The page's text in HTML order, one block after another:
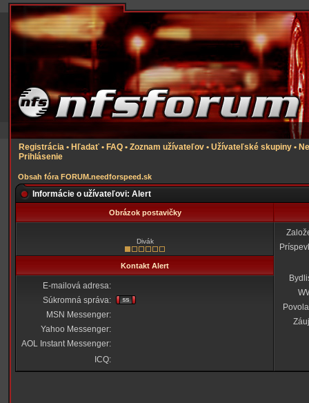
Registrácia • Hľadať • FAQ • Zoznam užívateľov • Užívateľské skupiny •
Prihlásenie
Obsah fóra FORUM.needforspeed.sk
Informácie o užívateľovi: Alert
Obrázok postavičky
Divák
Kontakt Alert
E-mailová adresa:
Súkromná správa:
MSN Messenger:
Yahoo Messenger:
AOL Instant Messenger:
ICQ: